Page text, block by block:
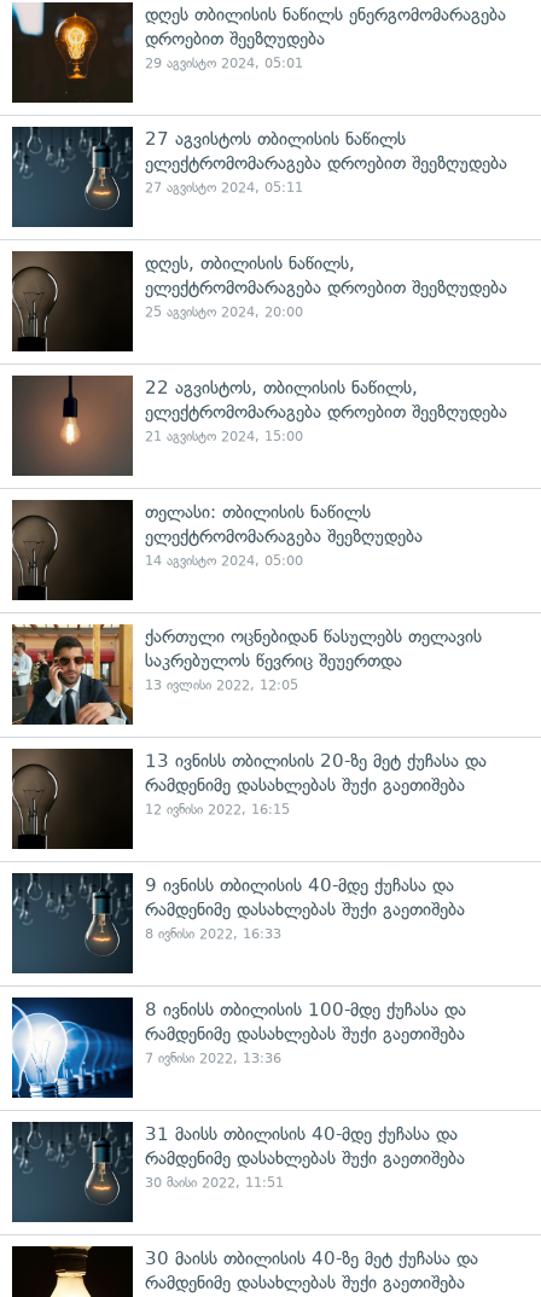
დღეს თბილისის ნაწილს ენერგომომარაგება
დროებით შეეზღუდება
29 აგვისტო 2024, 05:01
27 აგვისტოს თბილისის ნაწილს
ელექტრომომარაგება დროებით შეეზღუდება
27 აგვისტო 2024, 05:11
დღეს, თბილისის ნაწილს,
ელექტრომომარაგება დროებით შეეზღუდება
25 აგვისტო 2024, 20:00
22 აგვისტოს, თბილისის ნაწილს,
ელექტრომომარაგება დროებით შეეზღუდება
21 აგვისტო 2024, 15:00
თელასი: თბილისის ნაწილს
ელექტრომომარაგება შეეზღუდება
14 აგვისტო 2024, 05:00
ქართული ოცნებიდან წასულებს თელავის
საკრებულოს წევრიც შეუერთდა
13 ივლისი 2022, 12:05
13 ივნისს თბილისის 20-ზე მეტ ქუჩასა და
რამდენიმე დასახლებას შუქი გაეთიშება
12 ივნისი 2022, 16:15
9 ივნისს თბილისის 40-მდე ქუჩასა და
რამდენიმე დასახლებას შუქი გაეთიშება
8 ივნისი 2022, 16:33
8 ივნისს თბილისის 100-მდე ქუჩასა და
რამდენიმე დასახლებას შუქი გაეთიშება
7 ივნისი 2022, 13:36
31 მაისს თბილისის 40-მდე ქუჩასა და
რამდენიმე დასახლებას შუქი გაეთიშება
30 მაისი 2022, 11:51
30 მაისს თბილისის 40-ზე მეტ ქუჩასა და
რამდენიმე დასახლებას შუქი გაეთიშება